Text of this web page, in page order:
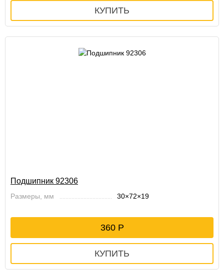
Подшипник 92306
Размеры, мм 30×72×19
360